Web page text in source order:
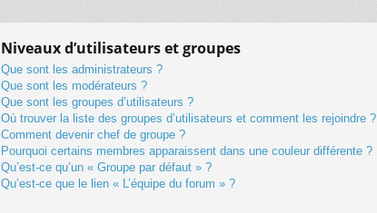
Niveaux d’utilisateurs et groupes
Que sont les administrateurs ?
Que sont les modérateurs ?
Que sont les groupes d’utilisateurs ?
Où trouver la liste des groupes d’utilisateurs et comment les rejoindre ?
Comment devenir chef de groupe ?
Pourquoi certains membres apparaissent dans une couleur différente ?
Qu’est-ce qu’un « Groupe par défaut » ?
Qu’est-ce que le lien « L’équipe du forum » ?